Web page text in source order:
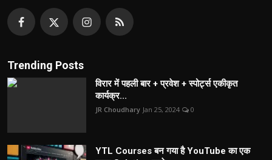
Trending Posts
विरार में पहली बार + प्रवेश + स्पोर्ट्स एकीकृत
कार्यक्र...
JR Choudhary Jan 25, 2024 0
YTL Courses बन गया है YouTube का एक